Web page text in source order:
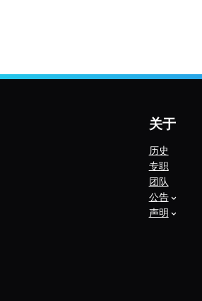
关于
历史
专职
团队
公告
声明